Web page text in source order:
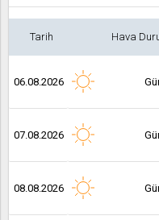
Tarih Hava
06.08.2026
07.08.2026
08.08.2026